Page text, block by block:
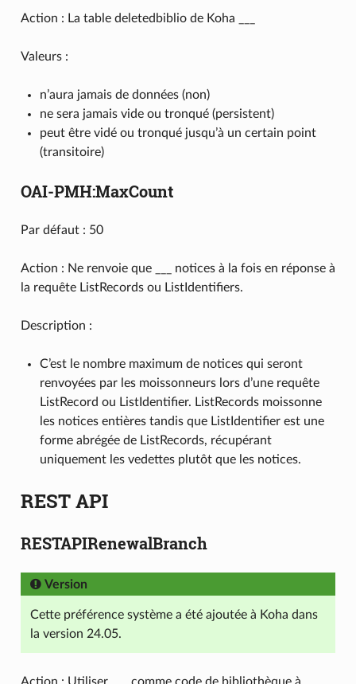
Action : La table deletedbiblio de Koha ___
Valeurs :
n’aura jamais de données (non)
ne sera jamais vide ou tronqué (persistent)
peut être vidé ou tronqué jusqu’à un certain point
(transitoire)
OAI-PMH:MaxCount
Par défaut : 50
Action : Ne renvoie que ___ notices à la fois en réponse à
la requête ListRecords ou ListIdentifiers.
Description :
C’est le nombre maximum de notices qui seront
renvoyées par les moissonneurs lors d’une requête
ListRecord ou ListIdentifier. ListRecords moissonne
les notices entières tandis que ListIdentifier est une
forme abrégée de ListRecords, récupérant
uniquement les vedettes plutôt que les notices.
REST API
RESTAPIRenewalBranch
Version
Cette préférence système a été ajoutée à Koha dans
la version 24.05.
Action : Utiliser ___ comme code de bibliothèque à